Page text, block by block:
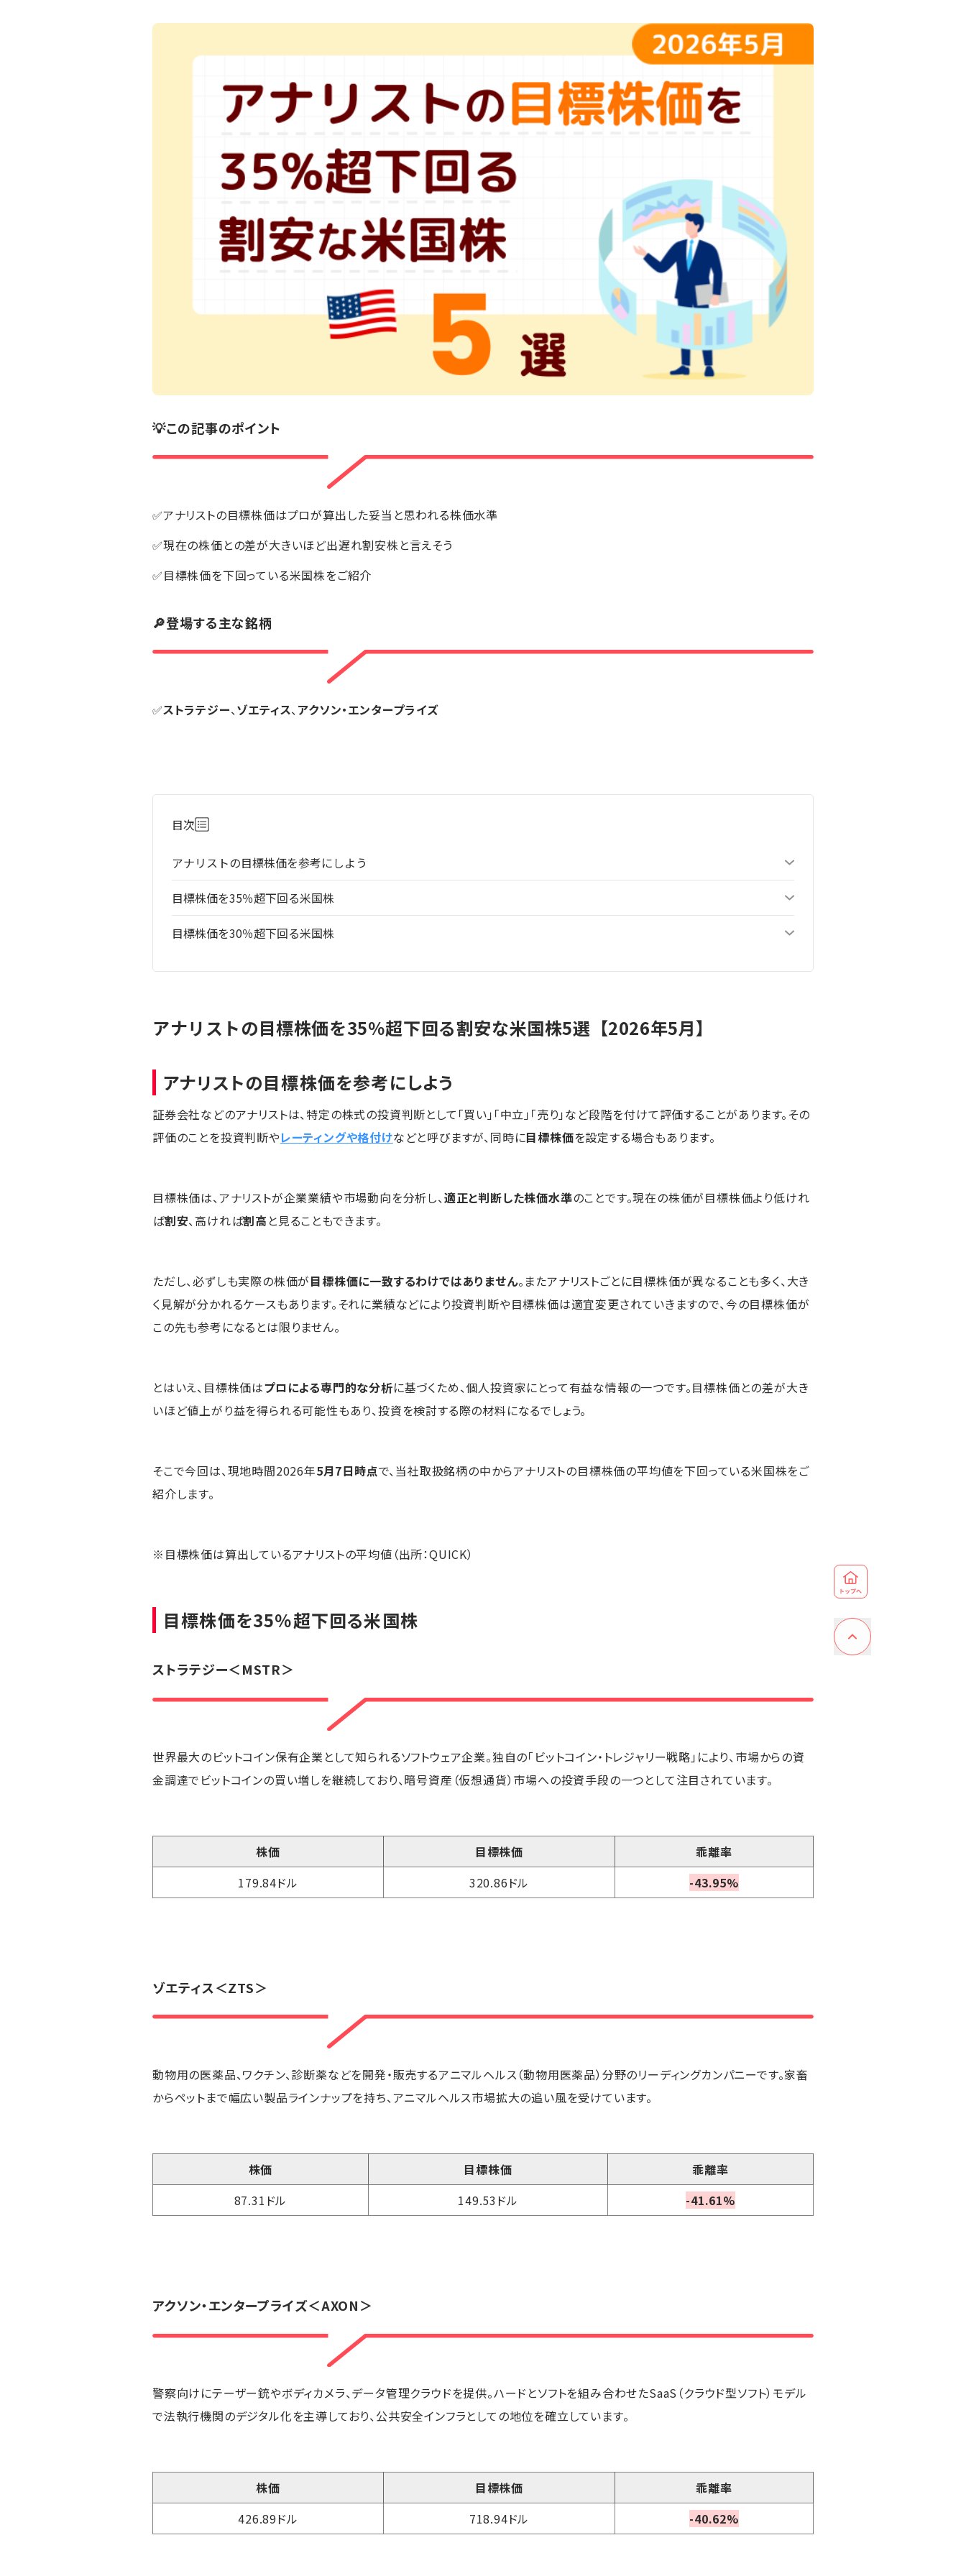
💡この記事のポイント
✅アナリストの目標株価はプロが算出した妥当と思われる株価水準
✅現在の株価との差が大きいほど出遅れ割安株と言えそう
✅目標株価を下回っている米国株をご紹介
🔎登場する主な銘柄
✅ストラテジー、ゾエティス、アクソン・エンタープライズ
目次
アナリストの目標株価を参考にしよう
目標株価を35％超下回る米国株
目標株価を30％超下回る米国株
アナリストの目標株価を35％超下回る割安な米国株5選【2026年5月】
アナリストの目標株価を参考にしよう
証券会社などのアナリストは、特定の株式の投資判断として「買い」「中立」「売り」など段階を付けて評価することがあります。その
評価のことを投資判断やレーティングや格付けなどと呼びますが、同時に目標株価を設定する場合もあります。
目標株価は、アナリストが企業業績や市場動向を分析し、適正と判断した株価水準のことです。現在の株価が目標株価より低けれ
ば割安、高ければ割高 と見ることもできます。
ただし、必ずしも実際の株価が目標株価に一致するわけではありません。またアナリストごとに目標株価が異なることも多く、大き
く見解が分かれるケースもあります。それに業績などにより投資判断や目標株価は適宜変更されていきますので、今の目標株価が
この先も参考になるとは限りません。
とはいえ、目標株価はプロによる専門的な分析に基づくため、個人投資家にとって有益な情報の一つです。目標株価との差が大き
いほど値上がり益を得られる可能性もあり、投資を検討する際の材料になるでしょう。
そこで今回は、現地時間2026年5月7日時点で、当社取扱銘柄の中からアナリストの目標株価の平均値を下回っている米国株をご
紹介します。
※目標株価は算出しているアナリストの平均値（出所：QUICK）
目標株価を35％超下回る米国株
ストラテジー＜MSTR＞
世界最大のビットコイン保有企業として知られるソフトウェア企業。独自の「ビットコイン・トレジャリー戦略」により、市場からの資
金調達でビットコインの買い増しを継続しており、暗号資産（仮想通貨）市場への投資手段の一つとして注目されています。
株価 目標株価
乖離率
179.84ドル
320.86ドル -43.95%
ゾエティス＜ZTS＞
動物用の医薬品、ワクチン、診断薬などを開発・販売するアニマルヘルス（動物用医薬品）分野のリーディングカンパニーです。家畜
からペットまで幅広い製品ラインナップを持ち、アニマルヘルス市場拡大の追い風を受けています。
株価 目標株価
乖離率
87.31ドル
149.53ドル -41.61%
アクソン・エンタープライズ＜AXON＞
警察向けにテーザー銃やボディカメラ、データ管理クラウドを提供。ハードとソフトを組み合わせたSaaS（クラウド型ソフト）モデル
で法執行機関のデジタル化を主導しており、公共安全インフラとしての地位を確立しています。
株価 目標株価
乖離率
426.89ドル
718.94ドル -40.62%